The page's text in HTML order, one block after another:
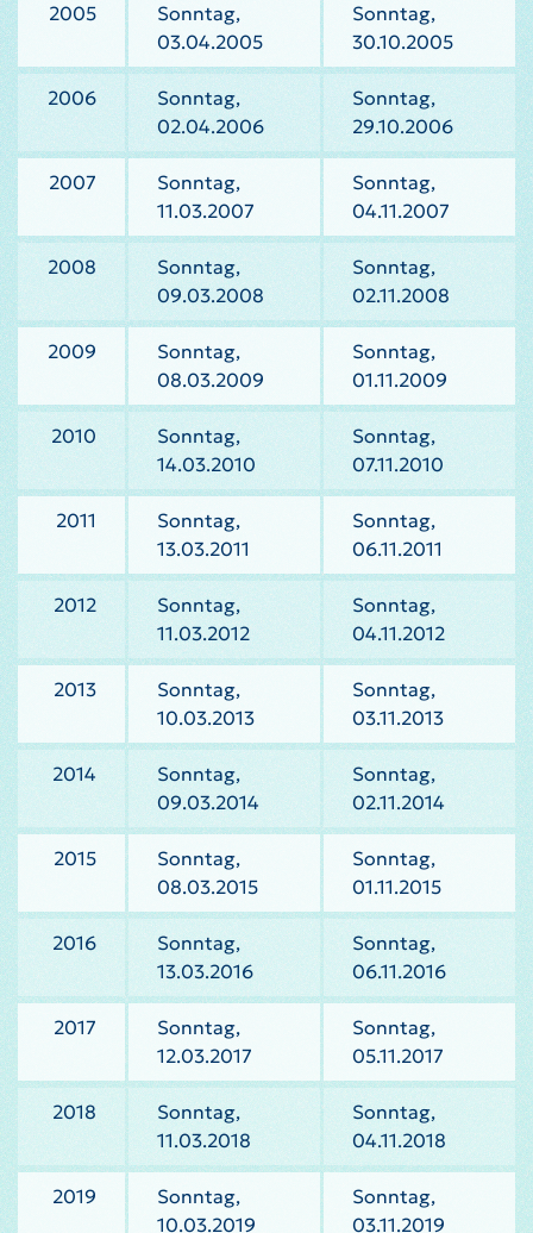
2005
Sonntag,
03.04.2005
Sonntag,
30.10.2005
2006
Sonntag,
02.04.2006
Sonntag,
29.10.2006
2007
Sonntag,
11.03.2007
Sonntag,
04.11.2007
2008
Sonntag,
09.03.2008
Sonntag,
02.11.2008
2009
Sonntag,
08.03.2009
Sonntag,
01.11.2009
2010
Sonntag,
14.03.2010
Sonntag,
07.11.2010
2011
Sonntag,
13.03.2011
Sonntag,
06.11.2011
2012
Sonntag,
11.03.2012
Sonntag,
04.11.2012
2013
Sonntag,
10.03.2013
Sonntag,
03.11.2013
2014
Sonntag,
09.03.2014
Sonntag,
02.11.2014
2015
Sonntag,
08.03.2015
Sonntag,
01.11.2015
2016
Sonntag,
13.03.2016
Sonntag,
06.11.2016
2017
Sonntag,
12.03.2017
Sonntag,
05.11.2017
2018
Sonntag,
11.03.2018
Sonntag,
04.11.2018
2019
Sonntag,
10.03.2019
Sonntag,
03.11.2019